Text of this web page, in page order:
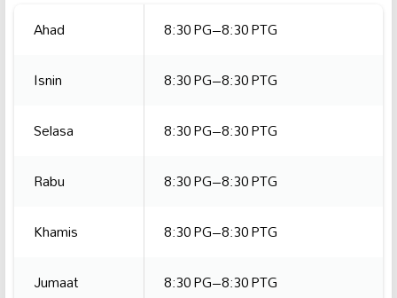
Ahad
8:30 PG–8:30 PTG
Isnin
8:30 PG–8:30 PTG
Selasa
8:30 PG–8:30 PTG
Rabu
8:30 PG–8:30 PTG
Khamis
8:30 PG–8:30 PTG
Jumaat
8:30 PG–8:30 PTG